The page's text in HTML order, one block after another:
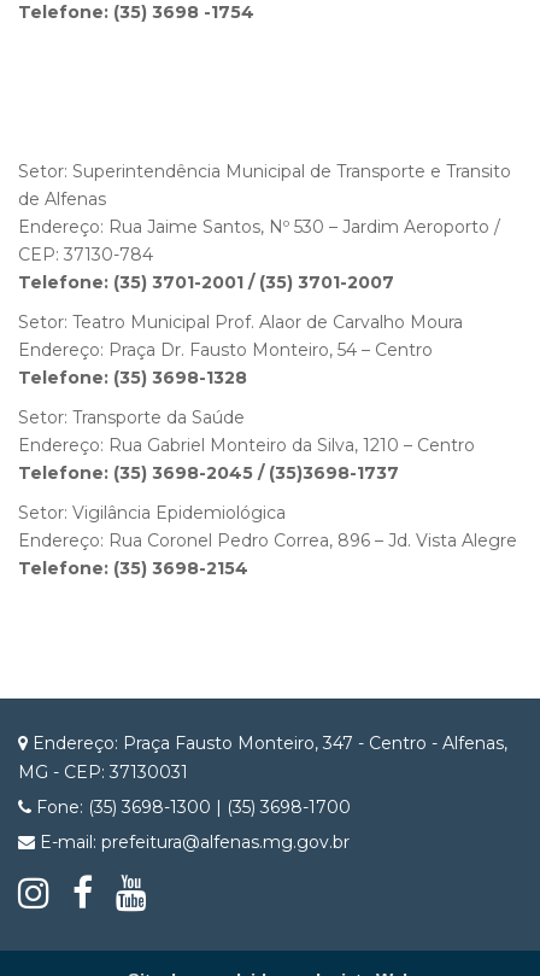
Telefone: (35) 3698 -1754
Setor: Superintendência Municipal de Transporte e Transito
de Alfenas
Endereço: Rua Jaime Santos, Nº 530 – Jardim Aeroporto /
CEP: 37130-784
Telefone: (35) 3701-2001 / (35) 3701-2007
Setor: Teatro Municipal Prof. Alaor de Carvalho Moura
Endereço: Praça Dr. Fausto Monteiro, 54 – Centro
Telefone: (35) 3698-1328
Setor: Transporte da Saúde
Endereço: Rua Gabriel Monteiro da Silva, 1210 – Centro
Telefone: (35) 3698-2045 / (35)3698-1737
Setor: Vigilância Epidemiológica
Endereço: Rua Coronel Pedro Correa, 896 – Jd. Vista Alegre
Telefone: (35) 3698-2154
Endereço: Praça Fausto Monteiro, 347 - Centro - Alfenas,
MG - CEP: 37130031
Fone: (35) 3698-1300 | (35) 3698-1700
E-mail: prefeitura@alfenas.mg.gov.br